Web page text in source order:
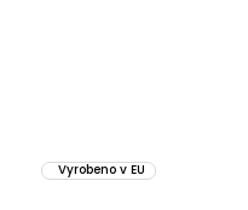
Vyrobeno v EU